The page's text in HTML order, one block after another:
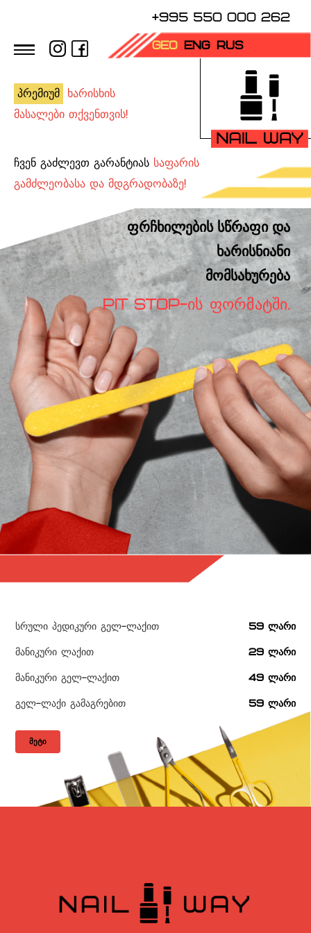
+995 550 000 262
GEO ENG RUS
პრემიუმ ხარისხის
მასალები თქვენთვის!
ჩვენ გაძლევთ გარანტიას საფარის
გამძლეობასა და მდგრადობაზე!
ფრჩხილების სწრაფი და
ხარისნიანი
მომსახურება
PIT STOP-ᲘᲡ ᲤᲝᲠᲛᲐᲢᲨᲘ.
სრული პედიკური გელ-ლაქით 59 ლარი
მანიკური ლაქით 29 ლარი
მანიკური გელ-ლაქით 49 ლარი
გელ-ლაქი გამაგრებით 59 ლარი
ᲛᲔᲢᲘ